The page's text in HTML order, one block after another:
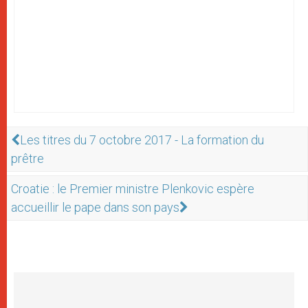
Les titres du 7 octobre 2017 - La formation du
prêtre
Croatie : le Premier ministre Plenkovic espère
accueillir le pape dans son pays